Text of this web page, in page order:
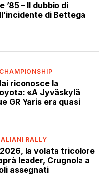
’85 – Il dubbio di
di Bettega
riconosce la
«A Jyväskylä
GR Yaris era quasi
RALLY
2026, la volata tricolore
leader, Crugnola a
assegnati